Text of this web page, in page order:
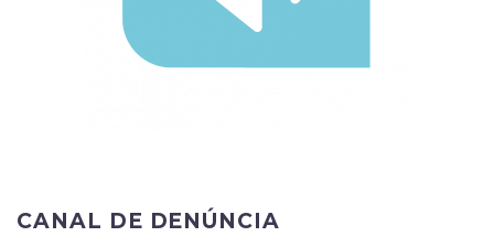
CANAL DE DENÚNCIA